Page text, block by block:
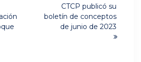
post:
CTCP publicó su
boletín de conceptos
de junio de 2023